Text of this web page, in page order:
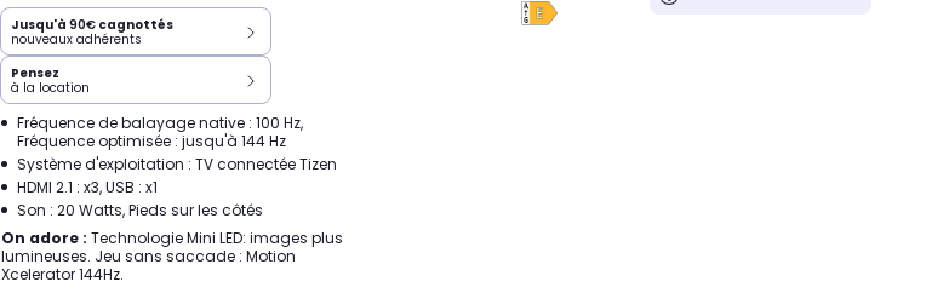
Jusqu'à 90€ cagnottés
nouveaux adhérents
Pensez
à la location
Fréquence de balayage native : 100 Hz,
Fréquence optimisée : jusqu'à 144 Hz
Système d'exploitation : TV connectée Tizen
HDMI 2.1 : x3, USB : x1
Son : 20 Watts, Pieds sur les côtés
On adore : Technologie Mini LED: images plus
lumineuses. Jeu sans saccade : Motion
Xcelerator 144Hz.